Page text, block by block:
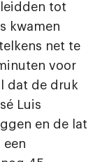
tot
kwamen
net te
voor
dat de druk
Luis
en de lat
een